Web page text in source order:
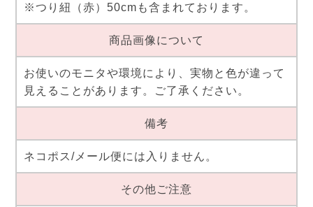
※つり紐（赤）50cmも含まれております。
商品画像について
お使いのモニタや環境により、実物と色が違って
見えることがあります。ご了承ください。
備考
ネコポス/メール便には入りません。
その他ご注意